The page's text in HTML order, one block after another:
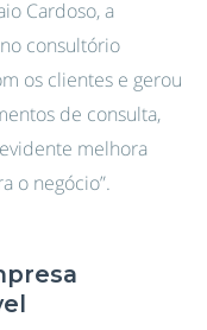
Cardoso, a
consultório
os clientes e gerou
de consulta,
melhora
o negócio”.